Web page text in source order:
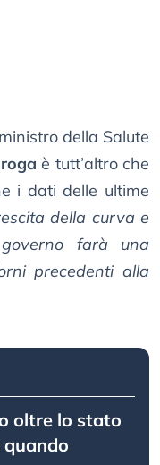
della Salute
è tutt’altro che
i dati delle ultime
della curva e
farà una
precedenti alla
oltre lo stato
quando